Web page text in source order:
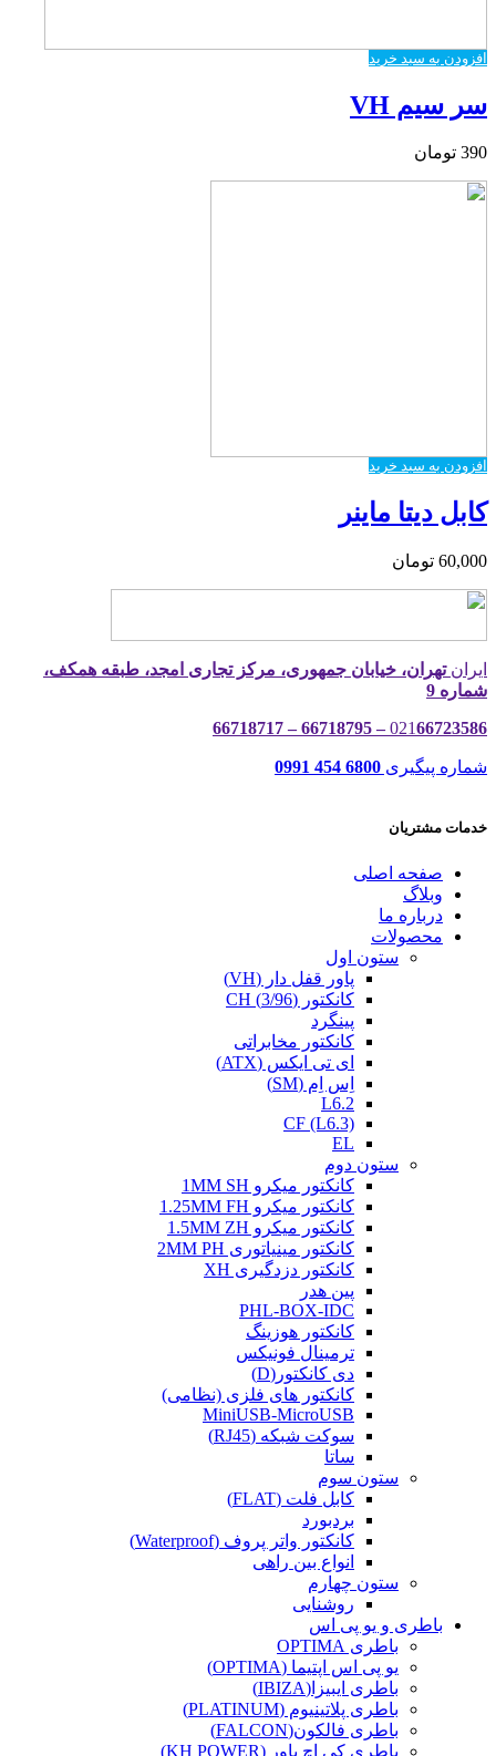
افزودن به سبد خرید
سر سیم VH
390 تومان
افزودن به سبد خرید
کابل دیتا ماینر
60,000 تومان
ایرانتهران، خیابان جمهوری، مرکز تجاری امجد، طبقه همکف،
شماره 9
02166723586 – 66718795 – 66718717
شماره پیگیری 6800 454 0991
خدمات مشتریان
صفحه اصلی
وبلاگ
درباره ما
محصولات
ستون اول
پاور قفل دار (VH)
کانکتور (3/96) CH
پینگرد
کانکتور مخابراتی
ای تی ایکس (ATX)
اِس اِم (SM)
L6.2
CF (L6.3)
EL
ستون دوم
کانکتور میکرو 1MM SH
کانکتور میکرو 1.25MM FH
کانکتور میکرو 1.5MM ZH
کانکتور مینیاتوری 2MM PH
کانکتور دزدگیری XH
پین هدر
PHL-BOX-IDC
کانکتور هوزینگ
ترمینال فونیکس
دی کانکتور(D)
کانکتور های فلزی (نظامی)
MiniUSB-MicroUSB
سوکت شبکه (RJ45)
ساتا
ستون سوم
کابل فلت (FLAT)
بردبورد
کانکتور واتر پروف (Waterproof)
انواع بین راهی
ستون چهارم
روشنایی
باطری و یو پی اس
باطری OPTIMA
یو پی اس اپتیما (OPTIMA)
باطری ایبیزا(IBIZA)
باطری پلاتینیوم (PLATINUM)
باطری فالکون(FALCON)
باطری کی اچ پاور (KH POWER)